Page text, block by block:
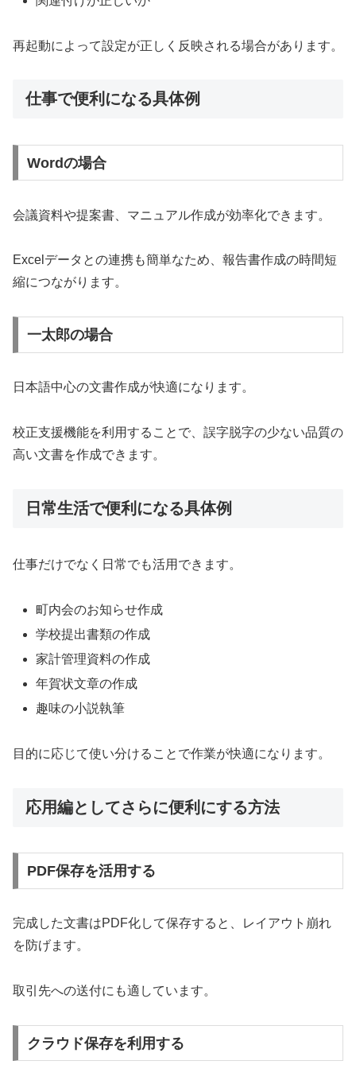
再起動によって設定が正しく反映される場合があります。
仕事で便利になる具体例
Wordの場合
会議資料や提案書、マニュアル作成が効率化できます。
Excelデータとの連携も簡単なため、報告書作成の時間短
縮につながります。
一太郎の場合
日本語中心の文書作成が快適になります。
校正支援機能を利用することで、誤字脱字の少ない品質の
高い文書を作成できます。
日常生活で便利になる具体例
仕事だけでなく日常でも活用できます。
町内会のお知らせ作成
学校提出書類の作成
家計管理資料の作成
年賀状文章の作成
趣味の小説執筆
目的に応じて使い分けることで作業が快適になります。
応用編としてさらに便利にする方法
PDF保存を活用する
完成した文書はPDF化して保存すると、レイアウト崩れ
を防げます。
取引先への送付にも適しています。
クラウド保存を利用する